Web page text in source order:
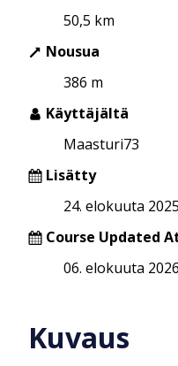
50,5 km
Nousua
386 m
Käyttäjältä
Maasturi73
Lisätty
24. elokuuta 2025
Course Updated
06. elokuuta 2026
Kuvaus